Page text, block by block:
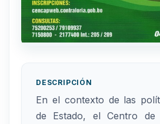
DESCRIPCIÓN
En el contexto de las
de Estado, el Centro de